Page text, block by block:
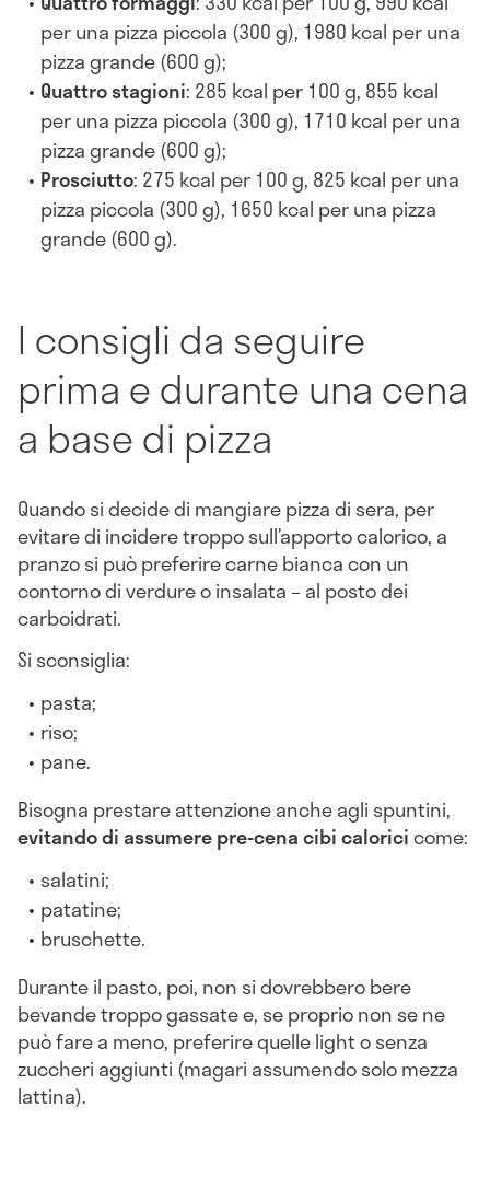
per una pizza piccola (300 g), 1980 kcal per una
pizza grande (600 g);
Quattro stagioni: 285 kcal per 100 g, 855 kcal
per una pizza piccola (300 g), 1710 kcal per una
pizza grande (600 g);
Prosciutto: 275 kcal per 100 g, 825 kcal per una
pizza piccola (300 g), 1650 kcal per una pizza
grande (600 g).
I consigli da seguire
prima e durante una cena
a base di pizza
Quando si decide di mangiare pizza di sera, per
evitare di incidere troppo sull’apporto calorico, a
pranzo si può preferire carne bianca con un
contorno di verdure o insalata – al posto dei
carboidrati.
Si sconsiglia:
pasta;
riso;
pane.
Bisogna prestare attenzione anche agli spuntini,
evitando di assumere pre-cena cibi caloricicome:
salatini;
patatine;
bruschette.
Durante il pasto, poi, non si dovrebbero bere
bevande troppo gassate e, se proprio non se ne
può fare a meno, preferire quelle light o senza
zuccheri aggiunti (magari assumendo solo mezza
lattina).